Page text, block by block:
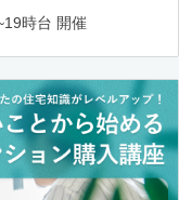
時台 開催